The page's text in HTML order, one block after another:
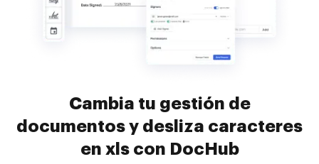
Cambia tu gestión de
documentos y desliza caracteres
en xls con DocHub